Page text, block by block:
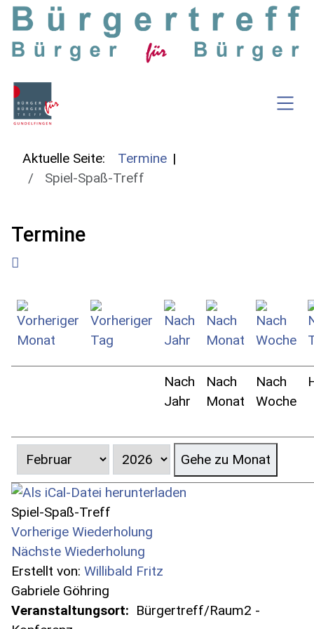
SKIP TO MAIN CONTENT
Aktuelle Seite:
Termine
Spiel-Spaß-Treff
Termine
Nach
Jahr
Nach
Monat
Nach
Woche
Gehe zu Monat
Spiel-Spaß-Treff
Vorherige Wiederholung
Nächste Wiederholung
Erstellt von: Willibald Fritz
Gabriele Göhring
Veranstaltungsort: Bürgertreff/Raum2 -